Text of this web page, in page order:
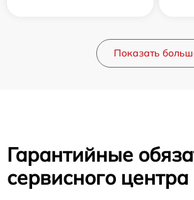
Показать
Гарантийные
сервисного